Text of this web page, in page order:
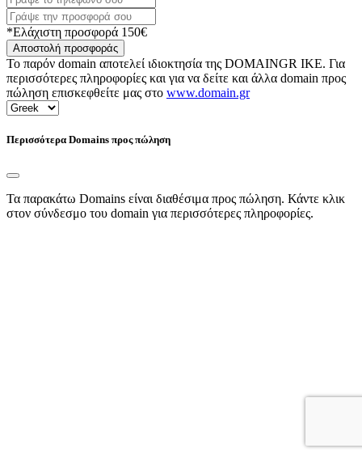
*Ελάχιστη προσφορά 150€
Αποστολή προσφοράς
Το παρόν domain αποτελεί ιδιοκτησία της DOMAINGR ΙΚΕ. Για
περισσότερες πληροφορίες και για να δείτε και άλλα domain προς
πώληση επισκεφθείτε μας στο www.domain.gr
Περισσότερα Domains προς πώληση
Τα παρακάτω Domains είναι διαθέσιμα προς πώληση. Κάντε κλικ
στον σύνδεσμο του domain για περισσότερες πληροφορίες.